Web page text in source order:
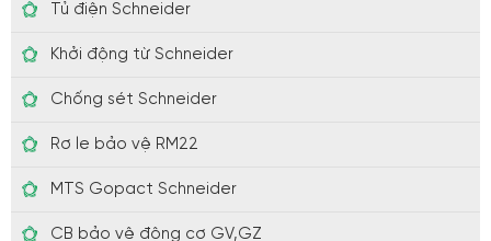
Tủ điện Schneider
Khởi động từ Schneider
Chống sét Schneider
Rơ le bảo vệ RM22
MTS Gopact Schneider
CB bảo vệ động cơ GV,GZ